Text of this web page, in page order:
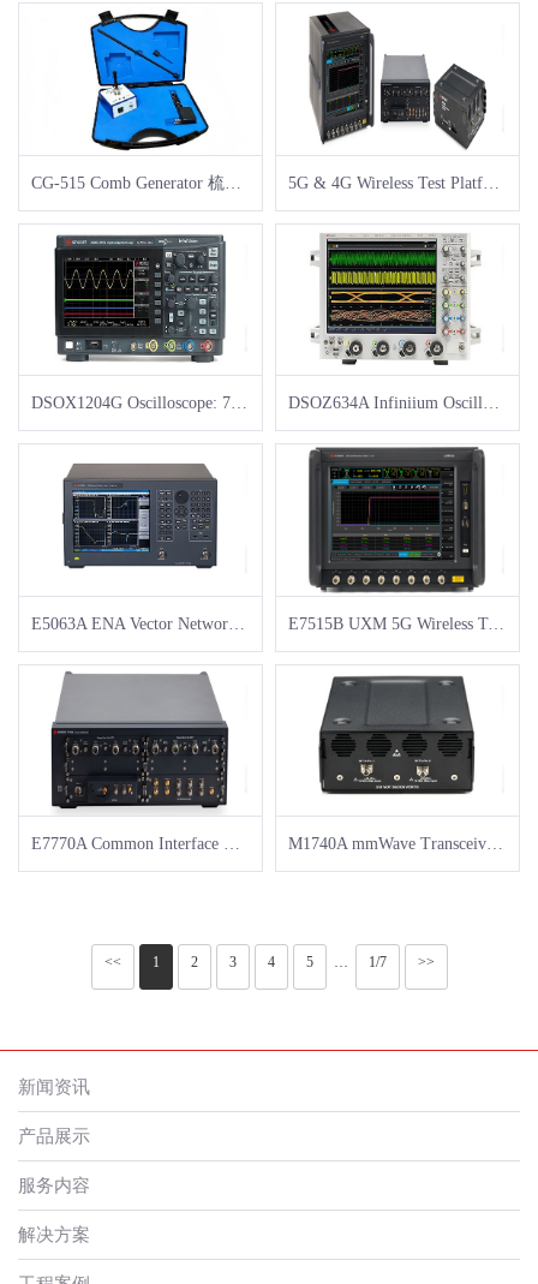
DSOX1204G Oscilloscope: 70/100/200 MHz, 4 Analog Channels, with a built-in Waveform Generator DSOZ634A Infiniium Oscilloscope: 63 GHz
E7515B UXM 5G Wireless Test Platform
E7770A Common Interface Unit M1740A mmWave Transceiver for 5G
<< 1 2 3 4 5 ··· 1/7 >>
新闻资讯
产品展示
服务内容
解决方案